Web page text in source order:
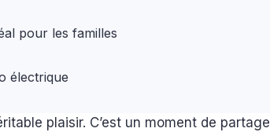
pour les familles
électrique
plaisir. C’est un moment de partage